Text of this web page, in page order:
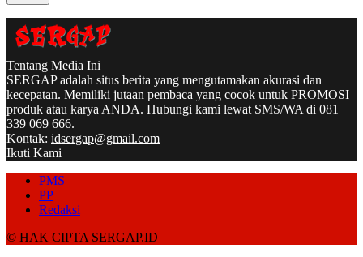
Tentang Media Ini
SERGAP adalah situs berita yang mengutamakan akurasi dan
kecepatan. Memiliki jutaan pembaca yang cocok untuk PROMOSI
produk atau karya ANDA. Hubungi kami lewat SMS/WA di 081
339 069 666.
Kontak: idsergap@gmail.com
Ikuti Kami
PMS
PP
Redaksi
© HAK CIPTA SERGAP.ID